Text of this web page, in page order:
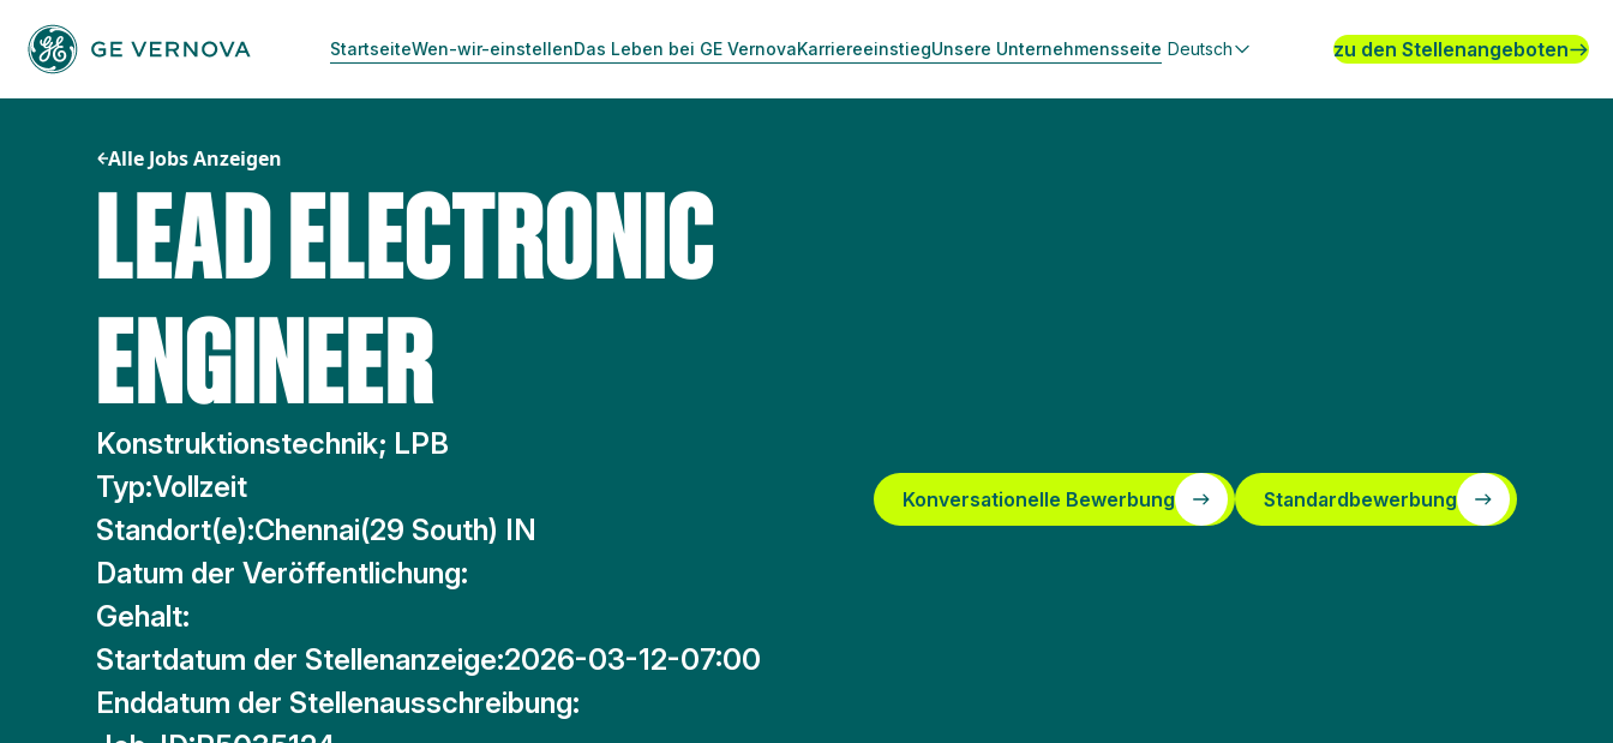
Inhalt
springen
StartseiteWen-wir-einstellenDas Leben bei GE VernovaKarriereeinstiegUnsere Unternehmensseite Deutsch zu den Stellenangeboten
Alle Jobs Anzeigen
LEAD ELECTRONIC
ENGINEER
Konstruktionstechnik; LPB
Typ:Vollzeit
Standort(e):Chennai(29 South) IN
Datum der Veröffentlichung:
Gehalt:
Startdatum der Stellenanzeige:2026-03-12-07:00
Enddatum der Stellenausschreibung:
Konversationelle Bewerbung Standardbewerbung